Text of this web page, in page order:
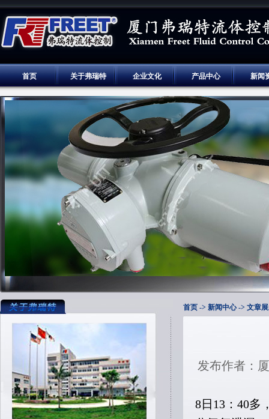
首页 关于弗瑞特 企业文化 产品中心 新闻
首页 -> 新闻中心 -> 文章
发布作者：
8日13：40多